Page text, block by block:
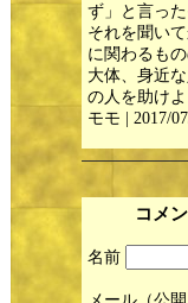
ず」と言った
それを聞い
に関わるも
大体、身近
の人を助け
モモ | 2017/
コメ
名前